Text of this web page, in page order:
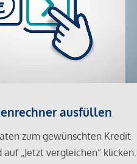
ausfüllen
zum gewünschten Kredit
„Jetzt vergleichen“ klicken.